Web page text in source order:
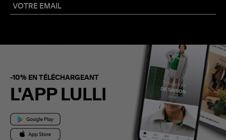
-10% EN TÉLÉCHARGEANT
L'APP LULLI